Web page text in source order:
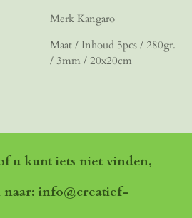
Merk Kangaro
Maat / Inhoud 5pcs / 280gr.
/ 3mm / 20x20cm
u kunt iets niet vinden,
info@creatief-